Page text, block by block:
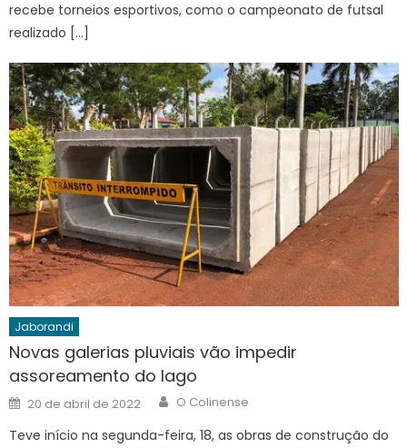
recebe torneios esportivos, como o campeonato de futsal
realizado […]
Jaborandi
Novas galerias pluviais vão impedir
assoreamento do lago
Posted
on
20 de abril de 2022 Author
O Colinense
Teve início na segunda-feira, 18, as obras de construção do